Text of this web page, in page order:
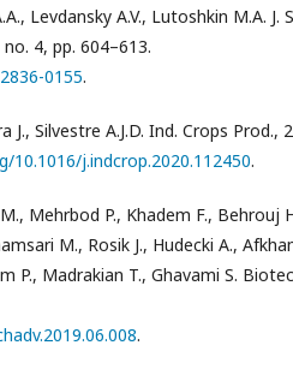
Levdansky A.V., Lutoshkin M.A. J.
4, pp. 604–613.
0155.
J., Silvestre A.J.D. Ind. Crops Prod.,
10.1016/j.indcrop.2020.112450.
Mehrbod P., Khadem F., Behrouj
M., Rosik J., Hudecki A.,
P., Madrakian T., Ghavami S.
.